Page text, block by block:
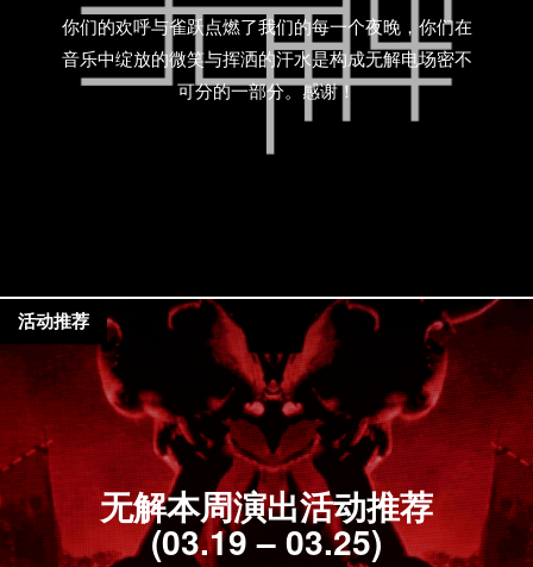
你们的欢呼与雀跃点燃了我们的每一个夜晚，你们在
音乐中绽放的微笑与挥洒的汗水是构成无解电场密不
可分的一部分。感谢！
无解本周演出活动推荐
(03.19 – 03.25)
活动推荐